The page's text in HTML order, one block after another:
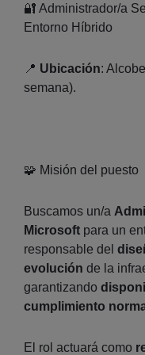
🔐 Administrador/a
Entorno Híbrido
📍 Ubicación:
semana).
🧩 Misión del puesto
Buscamos un/a
Microsoft para un
responsable del
evolución de la
garantizando
cumplimiento
El rol actuará como